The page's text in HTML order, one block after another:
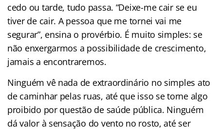
cedo ou tarde, tudo passa. “Deixe-me cair se eu
tiver de cair. A pessoa que me tornei vai me
segurar”, ensina o provérbio. É muito simples: se
não enxergarmos a possibilidade de crescimento,
jamais a encontraremos.
Ninguém vê nada de extraordinário no simples ato
de caminhar pelas ruas, até que isso se torne algo
proibido por questão de saúde pública. Ninguém
dá valor à sensação do vento no rosto, até ser